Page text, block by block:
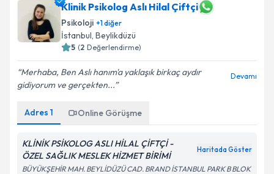
Klinik Psikolog Aslı Hilal Çiftçi
Psikoloji +1diğer
İstanbul, Beylikdüzü
5 (2 Değerlendirme)
Merhaba, Ben Aslı hanım'a yaklaşık birkaç aydır
gidiyorum ve gerçekten...
Devamı
Adres 1 Online Görüşme
KLİNİK PSİKOLOG ASLI HİLAL ÇİFTÇİ -
ÖZEL SAĞLIK MESLEK HİZMET BİRİMİ
Haritada Göster
BÜYÜKŞEHİR MAH. BEYLİDÜZÜ CAD. BRAND İSTANBUL PARK B BLOK